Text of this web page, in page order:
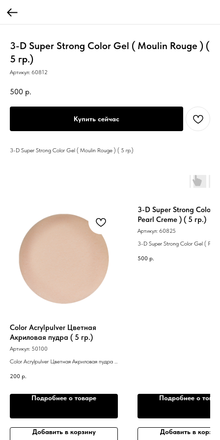
3-D Super Strong Color Gel ( Moulin Rouge ) (
5 гр.)
Артикул: 60812
500 р.
Купить сейчас
3-D Super Strong Color Gel ( Moulin Rouge ) ( 5 гр.)
Color Acrylpulver Цветная
Акриловая пудра ( 5 гр.)
Артикул: 50100
Color Acrylpulver Цветная Акриловая пудра (
200 р.
Подробнее о товаре
Добавить в корзину
3-D Super Strong Color
Pearl Creme ) ( 5 гр.)
Артикул: 60825
3-D Super Strong Color Gel (
500 р.
Подробнее о
Добавить в